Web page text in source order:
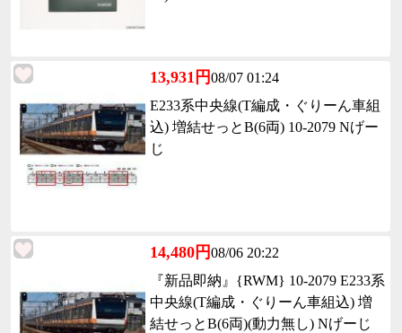
13,931円08/07 01:24
E233系中央線(T編成・ぐりーん車組
込) 増結せっとB(6両) 10-2079 Nげー
じ
14,480円08/06 20:22
『新品即納』{RWM} 10-2079 E233系
中央線(T編成・ぐりーん車組込) 増
結せっとB(6両)(動力無し) Nげーじ